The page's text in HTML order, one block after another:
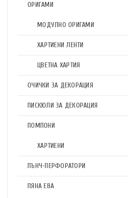
ОРИГАМИ
МОДУЛНО ОРИГАМИ
ХАРТИЕНИ ЛЕНТИ
ЦВЕТНА ХАРТИЯ
ОЧИЧКИ ЗА ДЕКОРАЦИЯ
ПИСКЮЛИ ЗА ДЕКОРАЦИЯ
ПОМПОНИ
ХАРТИЕНИ
ПЪНЧ-ПЕРФОРАТОРИ
ПЯНА ЕВА